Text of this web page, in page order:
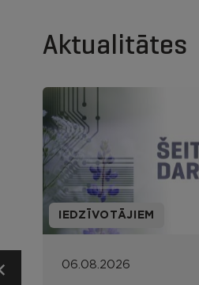
Aktualitātes
IEDZĪVOTĀJIEM
06.08.2026